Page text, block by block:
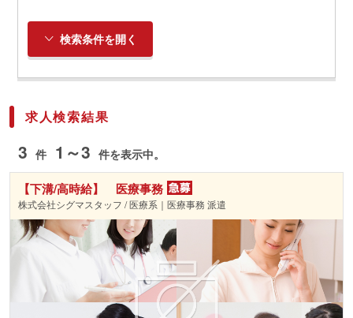
検索条件を開く
求人検索結果
3 件 1～3 件を表示中。
【下溝/高時給】 医療事務
株式会社シグマスタッフ / 医療系｜医療事務 派遣